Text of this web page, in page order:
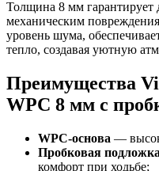
Толщина 8 мм гарантирует
механическим
уровень шума,
тепло, создавая уютную
Преимущества
WPC 8 мм с
WPC-основа —
Пробковая подложка
комфорт при ходьбе;